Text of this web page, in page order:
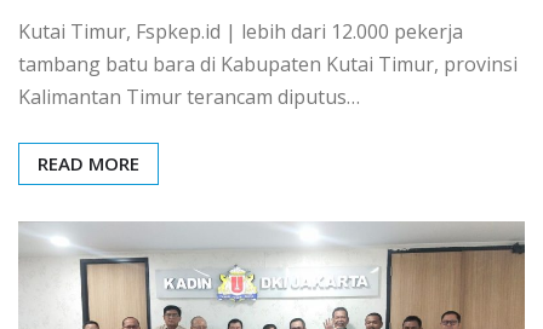
Kutai Timur, Fspkep.id | lebih dari 12.000 pekerja
tambang batu bara di Kabupaten Kutai Timur, provinsi
Kalimantan Timur terancam diputus…
READ MORE